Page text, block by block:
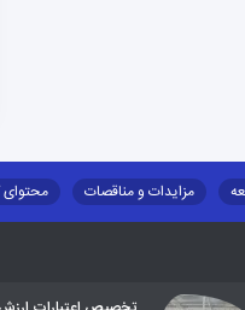
مزایدات و مناقصات محتوای